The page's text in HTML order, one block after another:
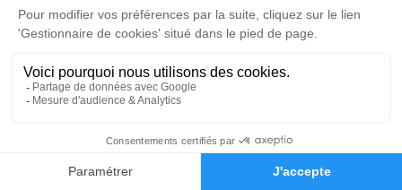
Faire-part Hommages
Marincka ou Damien au plus tard lundi pour les
prévenir de votre présence pour ce repas.
Les enfants et petits-enfants de Josée vous remercient.
Marincka 0688284998
Un service de plantation d’arbre hommage est